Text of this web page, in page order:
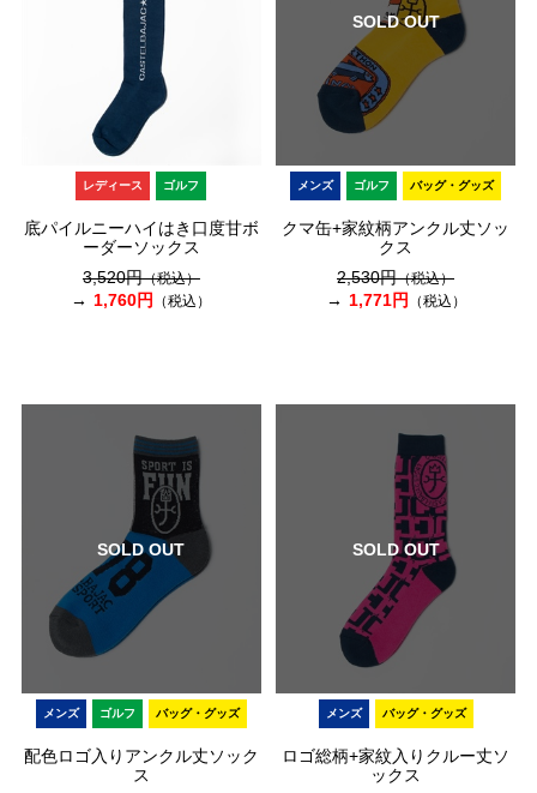
レディース ゴルフ
底パイルニーハイはき口度甘ボ
ーダーソックス
3,520円（税込）
1,760円 （税込）
SOLD OUT
メンズ ゴルフ バッグ・グッズ
クマ缶+家紋柄アンクル丈ソッ
クス
2,530円（税込）
1,771円 （税込）
SOLD OUT
メンズ ゴルフ バッグ・グッズ
配色ロゴ入りアンクル丈ソック
ス
SOLD OUT
メンズ バッグ・グッズ
ロゴ総柄+家紋入りクルー丈ソ
ックス